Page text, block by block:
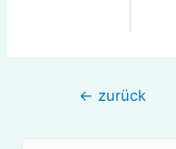
← zurück